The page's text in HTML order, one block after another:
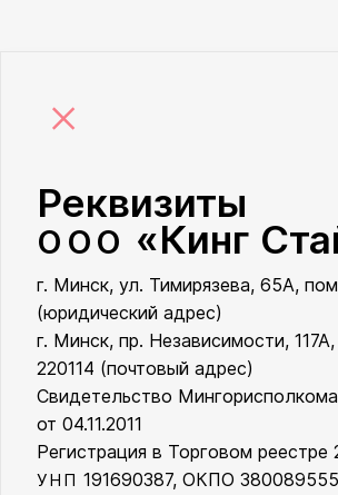
×
Реквизиты
ООО «Кинг
ООО «Кинг Стайл»
г. Минск, ул. Тимирязева, 65А,
(юридический адрес)
г. Минск, пр. Независимости,
220114 (почтовый адрес)
Свидетельство
от 04.11.2011
Регистрация в Торговом реестре
УНП 191690387, ОКПО